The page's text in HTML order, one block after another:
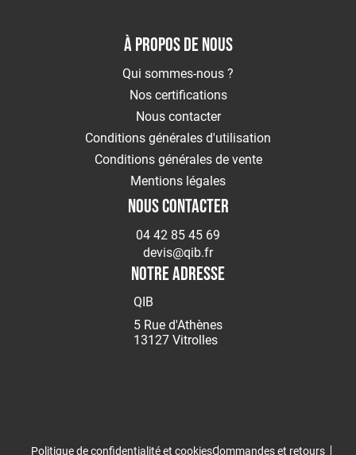
À PROPOS DE NOUS
Qui sommes-nous ?
Nos certifications
Nous contacter
Conditions générales d'utilisation
Conditions générales de vente
Mentions légales
NOUS CONTACTER
04 42 85 45 69
devis@qib.fr
NOTRE ADRESSE
QIB
5 Rue d'Athènes
13127 Vitrolles
Politique de confidentialité et cookiesCommandes et retours